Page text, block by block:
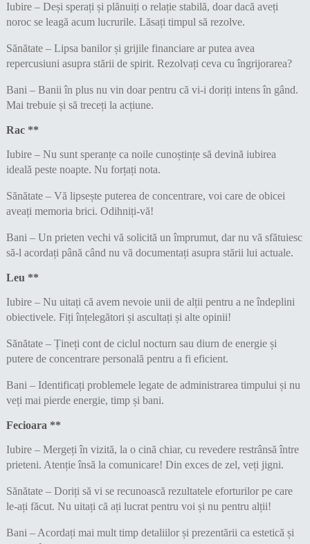
Iubire – Deși sperați și plănuiți o relație stabilă, doar dacă aveți
noroc se leagă acum lucrurile. Lăsați timpul să rezolve.
Sănătate – Lipsa banilor și grijile financiare ar putea avea
repercusiuni asupra stării de spirit. Rezolvați ceva cu îngrijorarea?
Bani – Banii în plus nu vin doar pentru că vi-i doriți intens în gând.
Mai trebuie și să treceți la acțiune.
Rac **
Iubire – Nu sunt speranțe ca noile cunoștințe să devină iubirea
ideală peste noapte. Nu forțați nota.
Sănătate – Vă lipsește puterea de concentrare, voi care de obicei
aveați memoria brici. Odihniți-vă!
Bani – Un prieten vechi vă solicită un împrumut, dar nu vă sfătuiesc
să-l acordați până când nu vă documentați asupra stării lui actuale.
Leu **
Iubire – Nu uitați că avem nevoie unii de alții pentru a ne îndeplini
obiectivele. Fiți înțelegători și ascultați și alte opinii!
Sănătate – Țineți cont de ciclul nocturn sau diurn de energie și
putere de concentrare personală pentru a fi eficient.
Bani – Identificați problemele legate de administrarea timpului și nu
veți mai pierde energie, timp și bani.
Fecioara **
Iubire – Mergeți în vizită, la o cină chiar, cu revedere restrânsă între
prieteni. Atenție însă la comunicare! Din exces de zel, veți jigni.
Sănătate – Doriți să vi se recunoască rezultatele eforturilor pe care
le-ați făcut. Nu uitați că ați lucrat pentru voi și nu pentru alții!
Bani – Acordați mai mult timp detaliilor și prezentării ca estetică și